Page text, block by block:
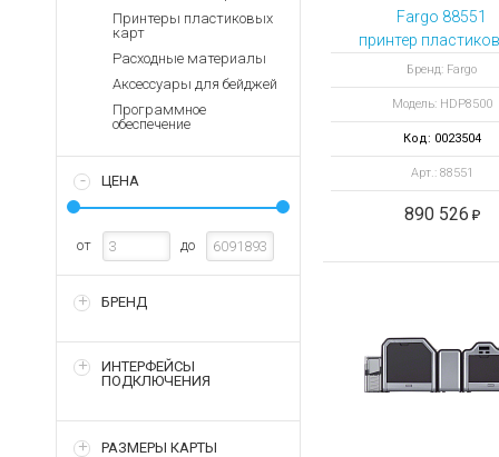
Запасные
Терминалы
оплаты
Зарядные устройства
Архивные товары
Принтеры пластиковых
карт
Расходные материалы
Аксессуары для бейджей
Программное
обеспечение
ЦЕНА
от до
БРЕНД
ИНТЕРФЕЙСЫ
ПОДКЛЮЧЕНИЯ
РАЗМЕРЫ КАРТЫ
Fargo 88551
принтер
Бренд: Fargo
Модель: HDP8500
Код: 0023504
Арт.: 88551
890 526